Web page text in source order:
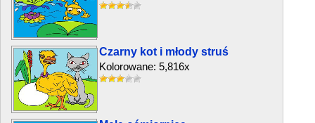
Czarny kot i młody struś
Kolorowane: 5,816x